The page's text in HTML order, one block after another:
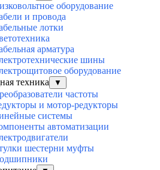
оборудование
и провода
лотки
арматура
шины
оборудование
техника
▼
частоты
и мотор-редукторы
системы
автоматизации
шестерни муфты